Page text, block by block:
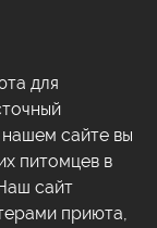
для
сайте вы
питомцев в
сайт
приюта,